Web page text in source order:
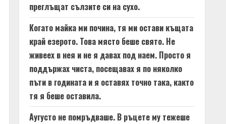
преглъщат сълзите си на сухо.
Когато майка ми почина, тя ми остави къщата
край езерото. Това място беше свято. Не
живеех в нея и не я давах под наем. Просто я
поддържах чиста, посещавах я по няколко
пъти в годината и я оставях точно така, както
тя я беше оставила.
Аугусто не помръдваше. В ръцете му тежеше